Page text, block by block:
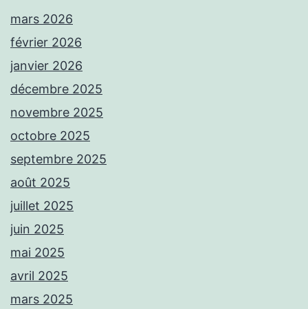
mars 2026
février 2026
janvier 2026
décembre 2025
novembre 2025
octobre 2025
septembre 2025
août 2025
juillet 2025
juin 2025
mai 2025
avril 2025
mars 2025